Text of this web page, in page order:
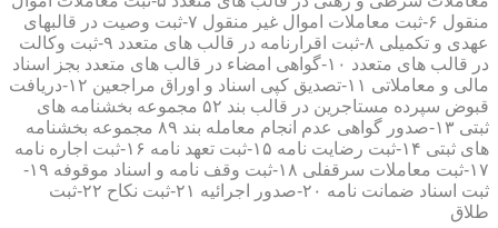
منقول ۶-ثبت معاملات اموال غیر منقول ۷-ثبت وصیت در قالبهای
عهدی و تکمیلی ۸-ثبت اقرارنامه در قالب های متعدد ۹-ثبت وکالت
در قالب های متعدد ۱۰-گواهی امضاء در قالب های متعدد بجز اسناد
مالی و معاملاتی ۱۱-تصدیق کپی اسناد و اوراق مراجعین ۱۲-دریافت
قبوض سپرده مستاجرین در قالب بند ۵۲ مجموعه بخشنامه های
ثبتی ۱۳-صدور گواهی عدم انجام معامله بند ۸۹ مجموعه بخشنامه
های ثبتی ۱۴-ثبت رضایت نامه ۱۵-ثبت تعهد نامه ۱۶-ثبت اجاره نامه
۱۷-ثبت معاملات سرقفلی ۱۸-ثبت وقف نامه و اسناد موقوفه ۱۹-
ثبت اسناد ضمانت نامه ۲۰-صدور اجرائیه ۲۱-ثبت نکاح ۲۲-ثبت
طلاق